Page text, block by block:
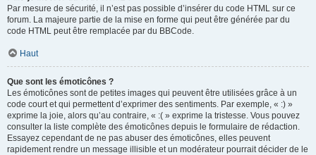
Par mesure de sécurité, il n’est pas possible d’insérer du code HTML sur ce
forum. La majeure partie de la mise en forme qui peut être générée par du
code HTML peut être remplacée par du BBCode.
Haut
Que sont les émoticônes ?
Les émoticônes sont de petites images qui peuvent être utilisées grâce à un
code court et qui permettent d’exprimer des sentiments. Par exemple, « :) »
exprime la joie, alors qu’au contraire, « :( » exprime la tristesse. Vous pouvez
consulter la liste complète des émoticônes depuis le formulaire de rédaction.
Essayez cependant de ne pas abuser des émoticônes, elles peuvent
rapidement rendre un message illisible et un modérateur pourrait décider de le